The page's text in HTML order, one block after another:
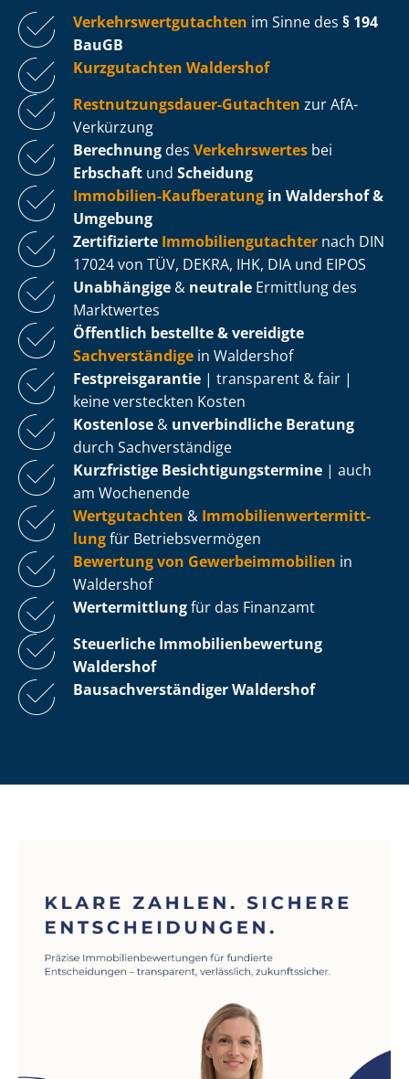
Ver­kehrs­wert­gut­ach­ten im Sinne des § 194
BauGB
Kurzgutachten Waldershof
Rest­nut­zungs­dau­er-Gutachten zur AfA-
Verkürzung
Berechnung des Verkehrswertes bei
Erbschaft und Scheidung
Immobilien-Kaufberatung in Waldershof &
Umgebung
Zertifizierte Im­mo­bi­li­en­gut­ach­ter nach DIN
17024 von TÜV, DEKRA, IHK, DIA und EIPOS
Unabhängige & neutrale Ermittlung des
Marktwertes
Öffentlich bestellte & vereidigte
Sachverständige in Waldershof
Fest­preis­ga­ran­tie | transparent & fair |
keine versteckten Kosten
Kostenlose & unverbindliche Beratung
durch Sachverständige
Kurzfristige Be­sich­ti­gungs­ter­mi­ne | auch
am Wochenende
Wertgutachten & Im­mo­bi­li­en­wert­ermitt­
lungfür Be­triebs­ver­mö­gen
Bewertung von Ge­wer­be­im­mo­bi­li­en in
Waldershof
Wertermittlungfür das Finanzamt
Steuerliche Im­mo­bi­li­en­be­wer­tung
Waldershof
Bau­sach­ver­stän­di­ger Waldershof